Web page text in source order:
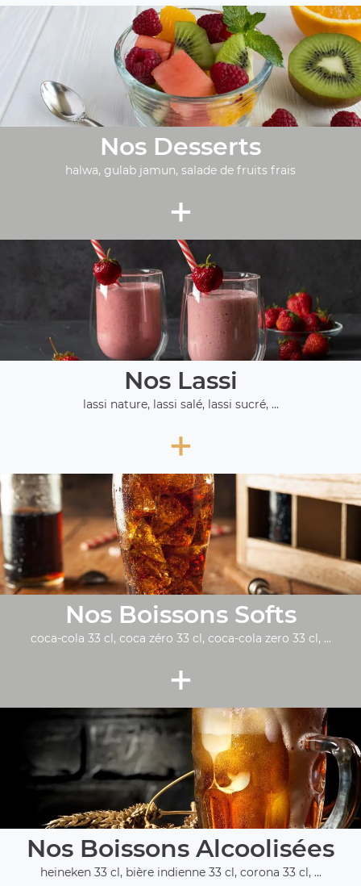
Nos Desserts
halwa, gulab jamun, salade de fruits frais
+
Nos Lassi
lassi nature, lassi salé, lassi sucré, ...
+
Nos Boissons Softs
coca-cola 33 cl, coca zéro 33 cl, coca-cola zero 33 cl, ...
+
Nos Boissons Alcoolisées
heineken 33 cl, bière indienne 33 cl, corona 33 cl, ...